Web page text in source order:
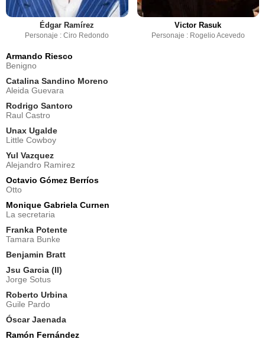
Édgar Ramírez
Personaje : Ciro Redondo
Victor Rasuk
Personaje : Rogelio Acevedo
Armando Riesco
Benigno
Catalina Sandino Moreno
Aleida Guevara
Rodrigo Santoro
Raul Castro
Unax Ugalde
Little Cowboy
Yul Vazquez
Alejandro Ramirez
Octavio Gómez Berríos
Otto
Monique Gabriela Curnen
La secretaria
Franka Potente
Tamara Bunke
Benjamin Bratt
Jsu Garcia (II)
Jorge Sotus
Roberto Urbina
Guile Pardo
Óscar Jaenada
Ramón Fernández